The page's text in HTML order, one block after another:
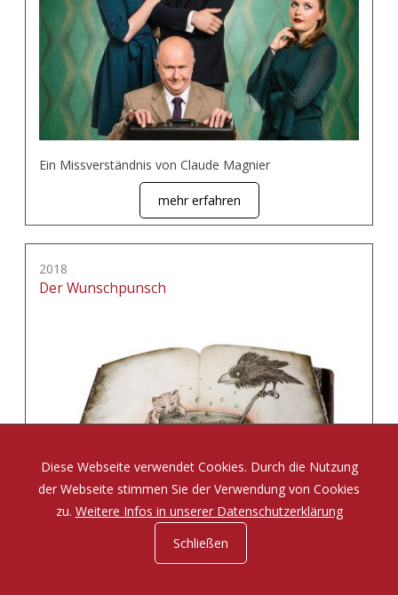
Ein Missverständnis von Claude Magnier
mehr erfahren
2018
Der Wunschpunsch
Eine Zauberposse von Michael Ende
Diese Webseite verwendet Cookies. Durch die Nutzung
der Webseite stimmen Sie der Verwendung von Cookies
zu. Weitere Infos in unserer Datenschutzerklärung
Schließen